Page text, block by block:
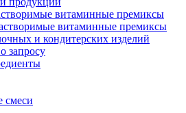
витаминные премиксы
витаминные премиксы
и кондитерских изделий
запросу